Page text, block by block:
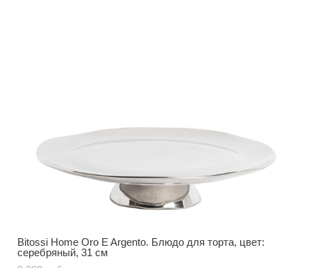
Bitossi Home Oro E Argento. Блюдо для торта, цвет:
серебряный, 31 см